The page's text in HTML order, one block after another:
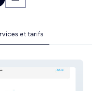
et tarifs